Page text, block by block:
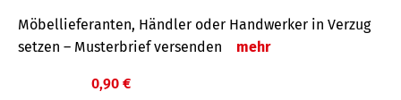
Möbellieferanten, Händler oder Handwerker in Verzug
setzen – Musterbrief versenden
mehr
0,90 €